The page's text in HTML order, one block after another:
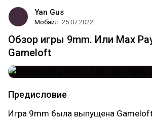
Yan Gus
Мобайл 25.07.2022
Обзор игры 9mm. Или Max
Gameloft
Предисловие
Игра 9mm была выпущена